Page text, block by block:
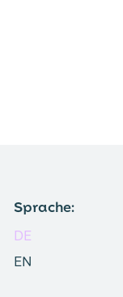
Sprache:
DE
EN